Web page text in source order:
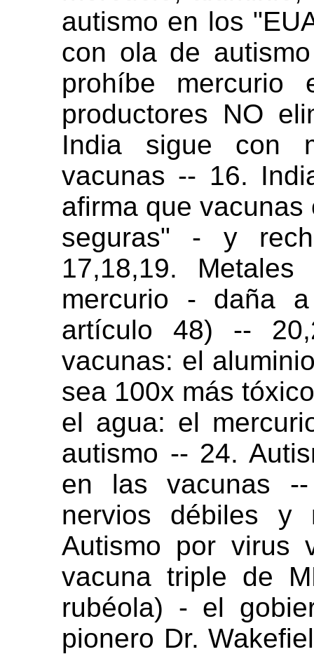
autismo en los
con ola de
prohíbe
productores NO
India sigue con
vacunas -- 16.
afirma que
seguras" - y
17,18,19.
mercurio - daña
artículo 48) --
vacunas: el
sea 100x más
el agua: el
autismo -- 24.
en las vacunas --
nervios débiles y
Autismo por virus
vacuna triple de
rubéola) - el
pionero Dr.